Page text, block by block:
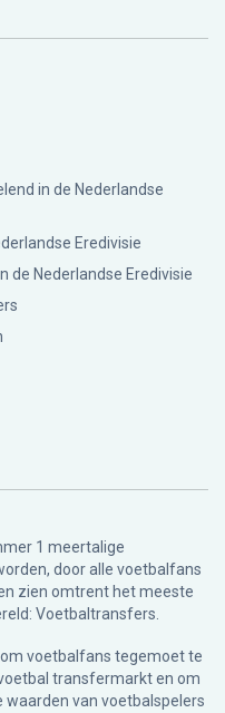
in de Nederlandse
Eredivisie
de Nederlandse Eredivisie
1 meertalige
door alle voetbalfans
zien omtrent het meeste
Voetbaltransfers.
voetbalfans tegemoet te
transfermarkt en om
van voetbalspelers